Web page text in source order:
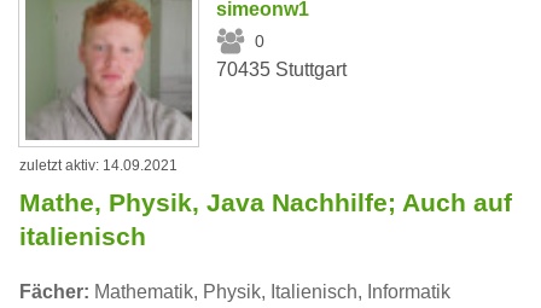
simeonw1
0
70435 Stuttgart
zuletzt aktiv: 14.09.2021
Mathe, Physik, Java Nachhilfe; Auch auf
italienisch
Fächer: Mathematik, Physik, Italienisch, Informatik